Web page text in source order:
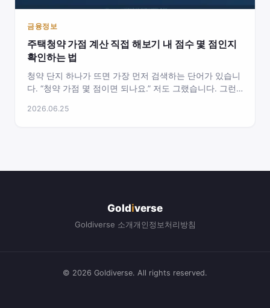
금융정보
주택청약 가점 계산 직접 해보기 내 점수 몇 점인지
확인하는 법
청약 단지 하나가 뜨면 가장 먼저 검색하는 단어가 있습니
다. “청약 가점 몇 점이면 되나요.” 저도 그랬습니다. 그런
2026.06.25
Goldiverse
Goldiverse 소개개인정보처리방침
© 2026 Goldiverse. All rights reserved.